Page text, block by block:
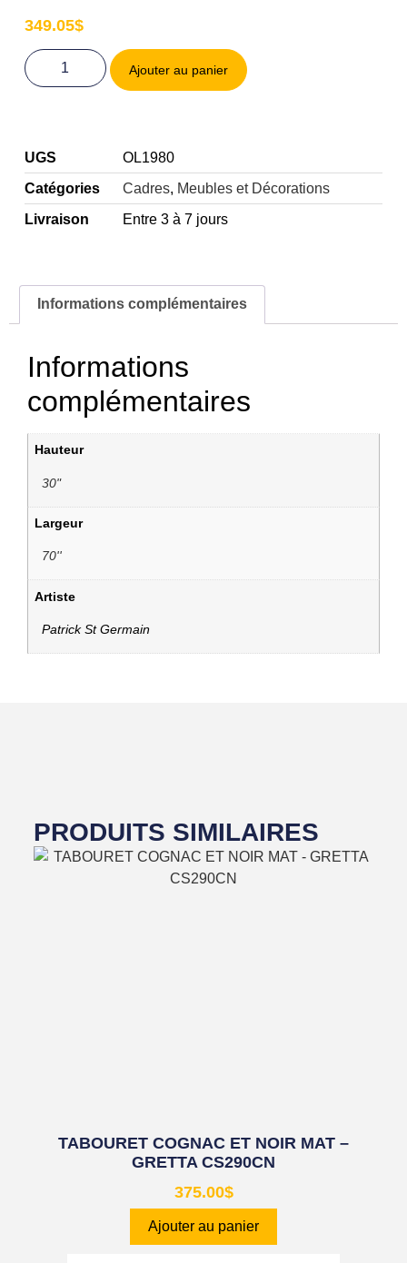
349.05$
Ajouter au panier
UGS
OL1980
Catégories
Cadres, Meubles et Décorations
Livraison
Entre 3 à 7 jours
Informations complémentaires
Informations
complémentaires
Hauteur
30"
Largeur
70''
Artiste
Patrick St Germain
PRODUITS SIMILAIRES
TABOURET COGNAC ET NOIR MAT –
GRETTA CS290CN
375.00$
Ajouter au panier